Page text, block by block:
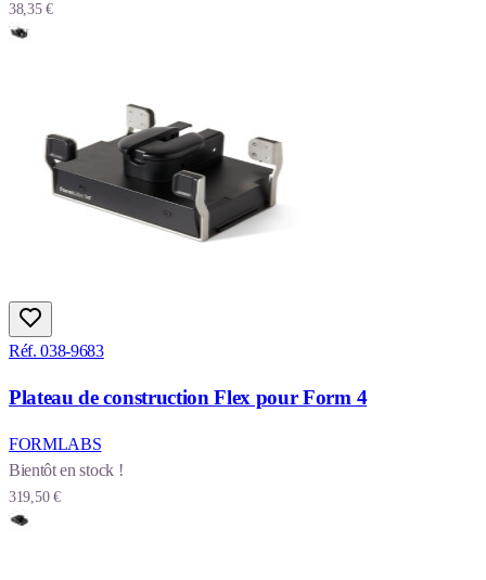
38,35 €
Réf. 038-9683
Plateau de construction Flex pour Form 4
FORMLABS
Bientôt en stock !
319,50 €